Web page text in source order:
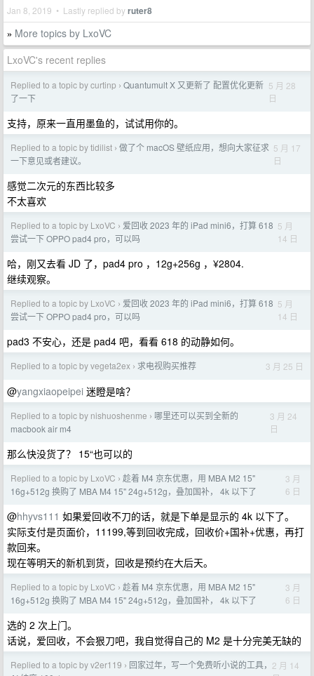
Jan 8, 2019 • Lastly replied byruter8
» More topics by LxoVC
LxoVC's recent replies
Replied to a topic by curtinp › Quantumult X 又更新了 配置优化更新
了一下
5 月 28
日
支持，原来一直用墨鱼的，试试用你的。
Replied to a topic by tidilist › 做了个 macOS 壁纸应用，想向大家征求
一下意见或者建议。
5 月 17
日
感觉二次元的东西比较多
不太喜欢
Replied to a topic by LxoVC › 爱回收 2023 年的 iPad mini6，打算 618
尝试一下 OPPO pad4 pro，可以吗
5 月
14 日
哈，刚又去看 JD 了，pad4 pro ，12g+256g ，¥2804.
继续观察。
Replied to a topic by LxoVC › 爱回收 2023 年的 iPad mini6，打算 618
尝试一下 OPPO pad4 pro，可以吗
5 月
14 日
pad3 不安心，还是 pad4 吧，看看 618 的动静如何。
Replied to a topic by vegeta2ex › 求电视购买推荐 3 月 25 日
@yangxiaopeipei 迷瞪是啥？
Replied to a topic by nishuoshenme › 哪里还可以买到全新的
macbook air m4
3 月 24
日
那么快没货了？ 15“也可以的
Replied to a topic by LxoVC › 趁着 M4 京东优惠，用 MBA M2 15"
16g+512g 换购了 MBA M4 15" 24g+512g，叠加国补， 4k 以下了
3 月
6 日
@hhyvs111 如果爱回收不刀的话，就是下单是显示的 4k 以下了。
实际支付是页面价，11199,等到回收完成，回收价+国补+优惠，再打
款回来。
现在等明天的新机到货，回收是预约在大后天。
Replied to a topic by LxoVC › 趁着 M4 京东优惠，用 MBA M2 15"
16g+512g 换购了 MBA M4 15" 24g+512g，叠加国补， 4k 以下了
3 月
6 日
选的 2 次上门。
话说，爱回收，不会狠刀吧，我自觉得自己的 M2 是十分完美无缺的
Replied to a topic by v2er119 › 回家过年，写一个免费听小说的工具， 2 月 14